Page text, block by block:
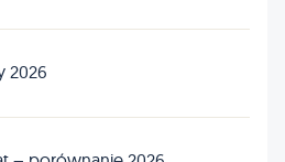
2026